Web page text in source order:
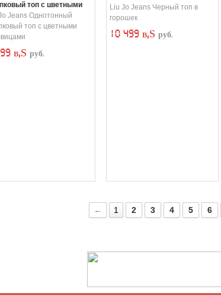
топ с цветными
Jeans Однотонный
топ с цветными
в‚Ѕ руб.
Liu Jo Jeans Черный топ в
горошек
10 499 в‚Ѕ руб.
← 1 2 3 4 5 6